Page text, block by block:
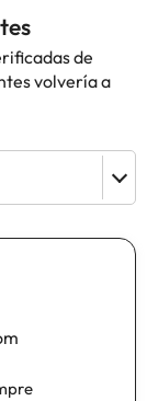
de
volvería a